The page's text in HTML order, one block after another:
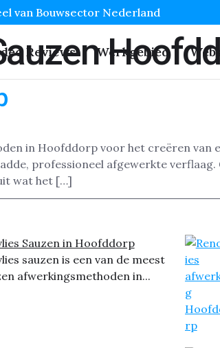
van Bouwsector Nederland
Reviews Werkgebied
in Hoofddorp voor het creëren
professioneel afgewerkte verflaag.
wat het […]
Sauzen in Hoofddorp
sauzen is een van de meest
afwerkingsmethoden in...